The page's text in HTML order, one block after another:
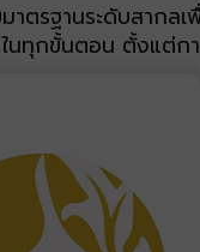
าตรฐานระดับสากล
ในทุกขั้นตอน ตั้งแ